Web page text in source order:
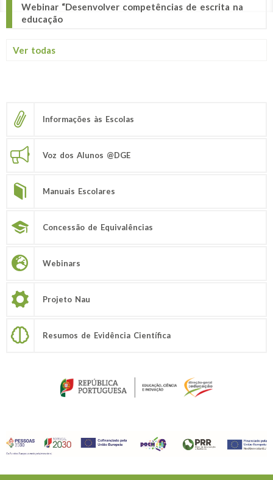
Webinar “Desenvolver competências de escrita na
educação
Ver todas
Informações às Escolas
Voz dos Alunos @DGE
Manuais Escolares
Concessão de Equivalências
Webinars
Projeto Nau
Resumos de Evidência Científica